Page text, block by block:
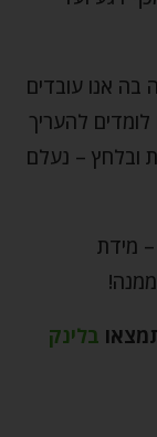
בה אנו עובדים
להעריך
ובלחץ – נעלם
מידת
בלינק